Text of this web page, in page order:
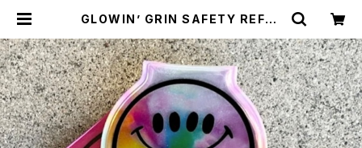
GLOWIN’ GRIN SAFETY REFLE
Breath x Rubbish Rubbish | C
YCLE TRASH